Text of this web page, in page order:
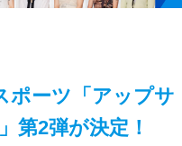
ポーツ「アップサ
第2弾が決定！